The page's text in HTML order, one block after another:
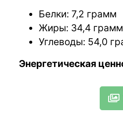
Белки: 7,2 грамм
Жиры: 34,4 грамм
Углеводы: 54,0
Энергетическая